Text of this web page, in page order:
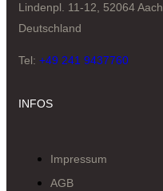
Lindenpl. 11-12, 52064
Deutschland
Tel: +49 241 9437760
INFOS
Impressum
AGB